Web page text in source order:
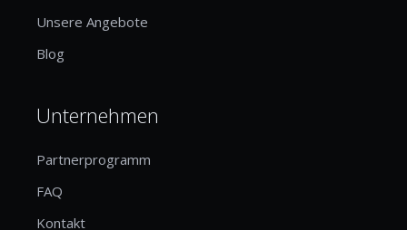
Unsere Angebote
Blog
Unternehmen
Partnerprogramm
FAQ
Kontakt